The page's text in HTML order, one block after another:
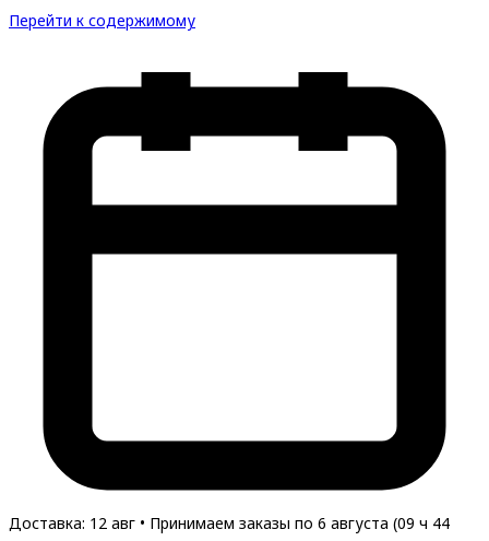
Перейти к содержимому
Доставка: 12 авг • Принимаем заказы по 6 августа (09 ч 44